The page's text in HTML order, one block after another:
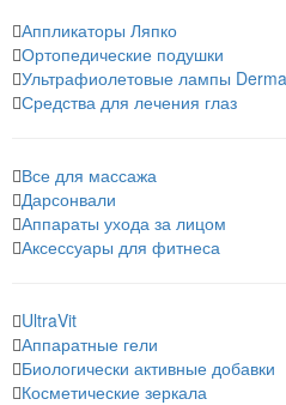
Аппликаторы Ляпко
Ортопедические подушки
Ультрафиолетовые лампы
Средства для лечения глаз
Все для массажа
Дарсонвали
Аппараты ухода за лицом
Аксессуары для фитнеса
UltraVit
Аппаратные гели
Биологически активные добавки
Косметические зеркала